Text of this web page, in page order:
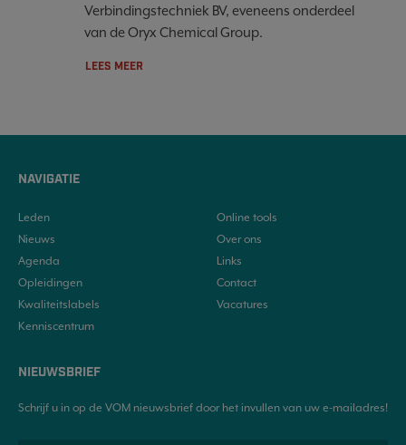
Verbindingstechniek BV, eveneens onderdeel
van de Oryx Chemical Group.
LEES MEER
NAVIGATIE
Leden
Nieuws
Agenda
Opleidingen
Kwaliteitslabels
Kenniscentrum
Online tools
Over ons
Links
Contact
Vacatures
NIEUWSBRIEF
Schrijf u in op de VOM nieuwsbrief door het invullen van uw e-mailadres!